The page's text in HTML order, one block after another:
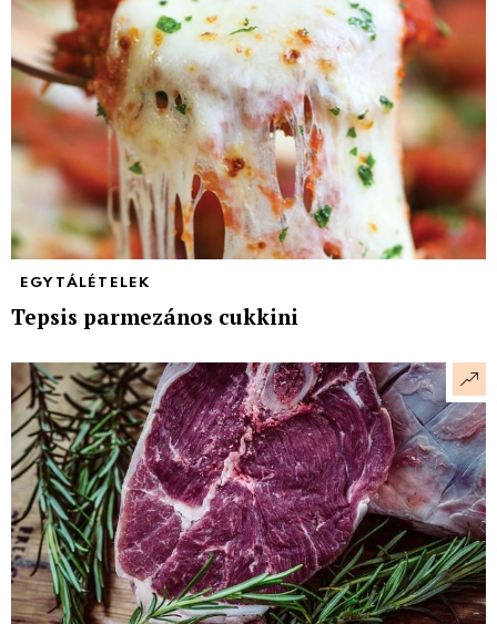
EGYTÁLÉTELEK
Tepsis parmezános cukkini